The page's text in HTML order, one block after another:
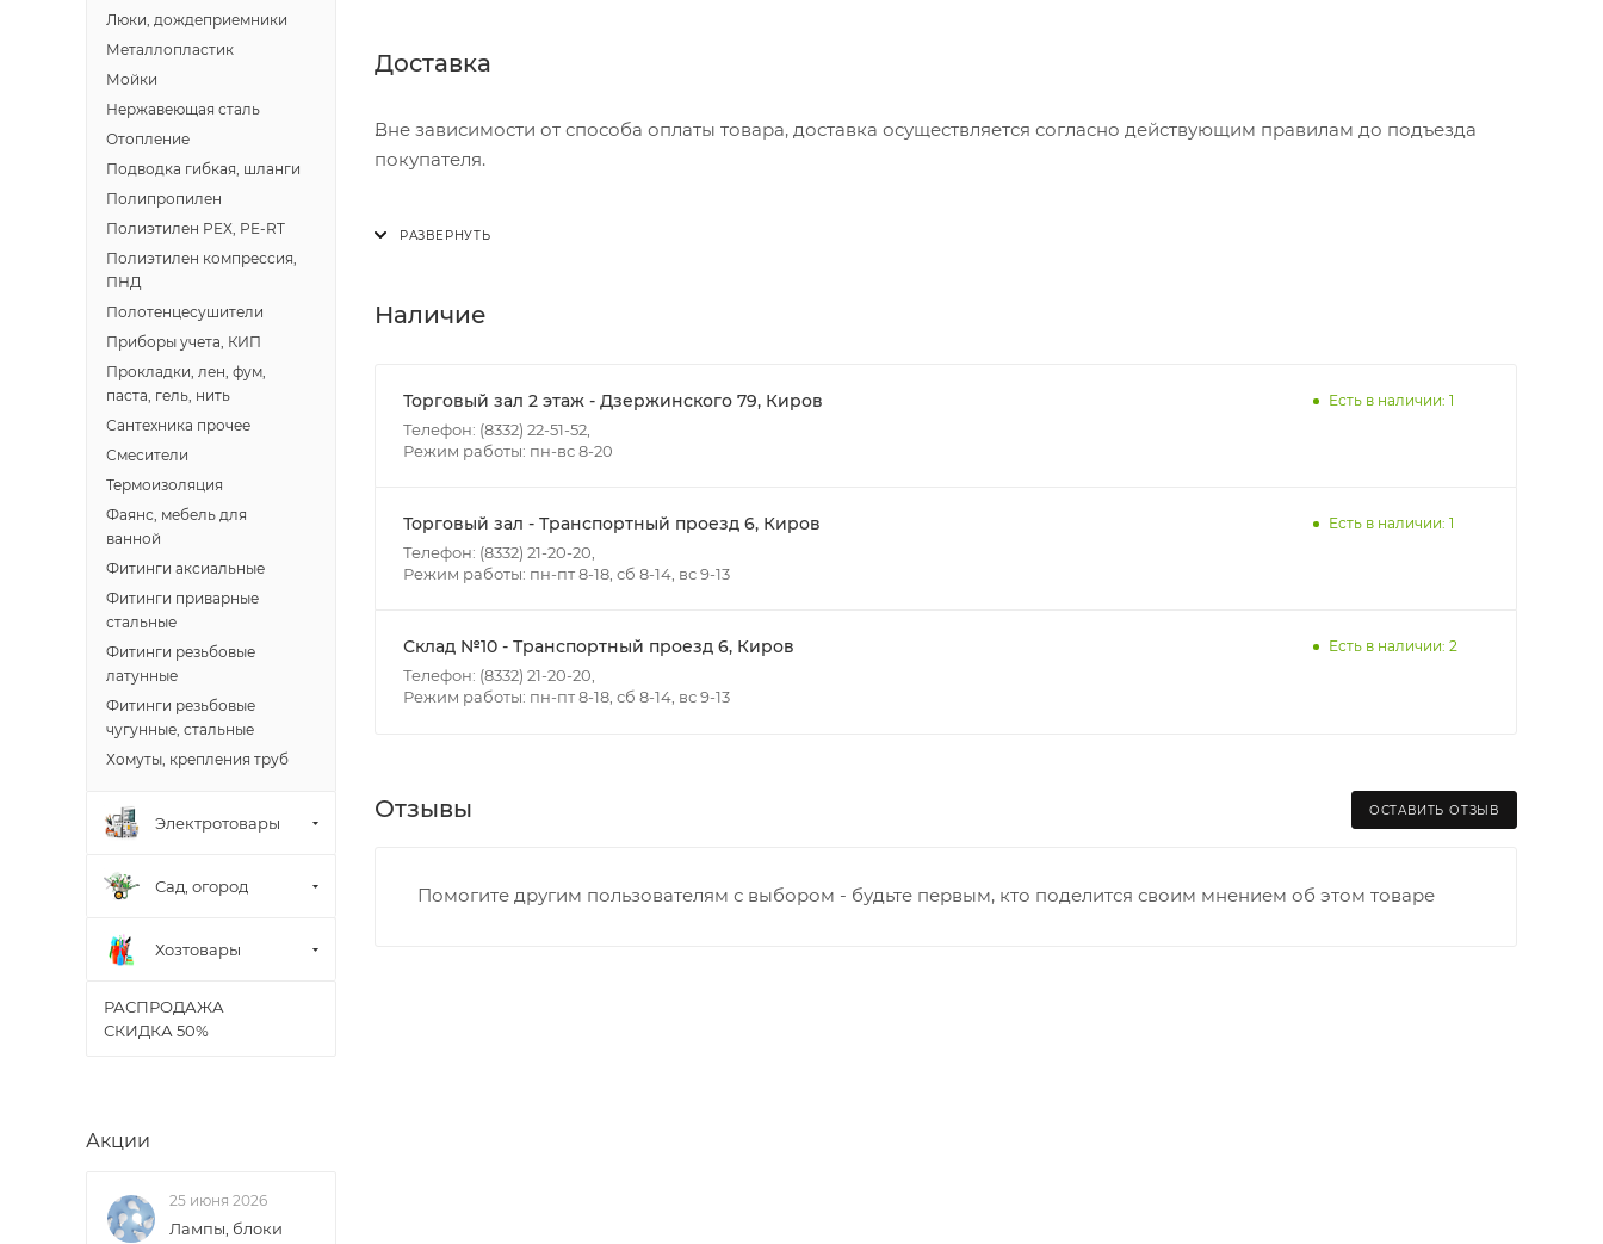
Доставка
Вне зависимости от способа оплаты товара, доставка осуществляется согласно действующим правилам до подъезда
покупателя.
Итоговая стоимость доставки зависит от:
- количества торговых точек для погрузки товаров.
Границы доставки в черте города на выезд (перекрестки улиц):
• Ленина - 65 лет победы
• Московская - Ульяновская
• Производственная - Потребкооперации
• Чистопрудненская - Украинская
• Щорса – Ульяновская
Доставка в Нововятский р-он, Коминтерн, Костино и Заречную часть (от границы старого Моста через р. Вятка, область,
В случае непредвиденных обстоятельств, мешающих принять товар, необходимо как можно раньше связаться с
менеджером, либо с отделом логистики БМС.
поставщик вправе отказаться от доставки. Стоимость повторной доставки оплачивается покупателем в полном объеме.
Наличие
Торговый зал 2 этаж - Дзержинского 79, Киров
Телефон: (8332) 22-51-52,
Режим работы: пн-вс 8-20
Есть в наличии: 1
Торговый зал - Транспортный проезд 6, Киров
Телефон: (8332) 21-20-20,
Режим работы: пн-пт 8-18, сб 8-14, вс 9-13
Есть в наличии: 1
Склад №10 - Транспортный проезд 6, Киров
Телефон: (8332) 21-20-20,
Режим работы: пн-пт 8-18, сб 8-14, вс 9-13
Есть в наличии: 2
Отзывы ОСТАВИТЬ ОТЗЫВ
Помогите другим пользователям с выбором - будьте первым, кто поделится своим мнением об этом товаре
Люки, дождеприемники
Металлопластик
Мойки
Нержавеющая сталь
Отопление
Подводка гибкая, шланги
Полипропилен
Полиэтилен PEX, PE-RT
Полиэтилен компрессия,
ПНД
Полотенцесушители
Приборы учета, КИП
Прокладки, лен, фум,
паста, гель, нить
Сантехника прочее
Смесители
Термоизоляция
Фаянс, мебель для
ванной
Фитинги аксиальные
Фитинги приварные
стальные
Фитинги резьбовые
латунные
Фитинги резьбовые
чугунные, стальные
Хомуты, крепления труб
Электротовары
Сад, огород
Хозтовары
РАСПРОДАЖА
СКИДКА 50%
Акции
25 июня 2026
Лампы, блоки